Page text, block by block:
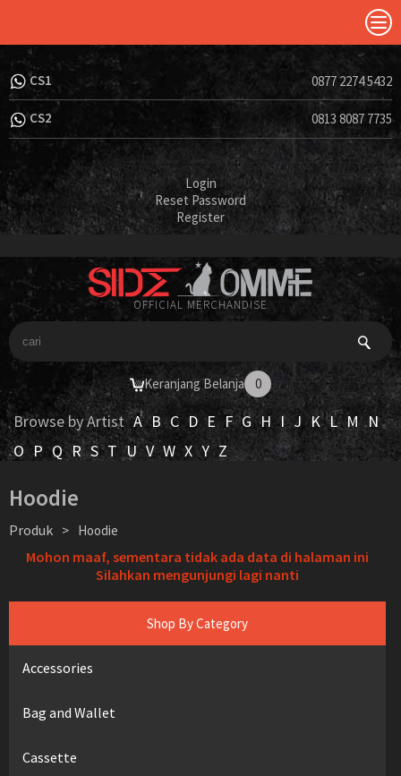
CS1 0877 2274 5432
CS2 0813 8087 7735
Login
Reset Password
Register
OFFICIAL MERCHANDISE
Keranjang Belanja 0
Browse by Artist A B C D E F G H I J K L M
N
O P Q R S T U V W X Y Z
Shop By Category
Accessories
Bag and Wallet
Cassette
Hoodie
Produk > Hoodie
Mohon maaf, sementara tidak ada data di halaman ini
Silahkan mengunjungi lagi nanti